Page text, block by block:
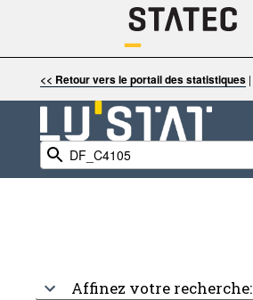
<< Retour vers le portail des statistiques|
Affinez votre recherche: